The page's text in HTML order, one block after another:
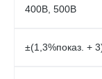
400В, 500В
±(1,3%показ. +